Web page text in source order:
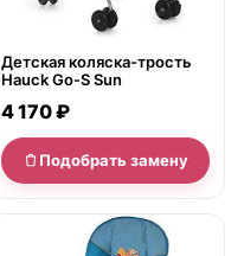
Детская коляска-трость
Hauck Go-S Sun
4 170 ₽
Подобрать замену